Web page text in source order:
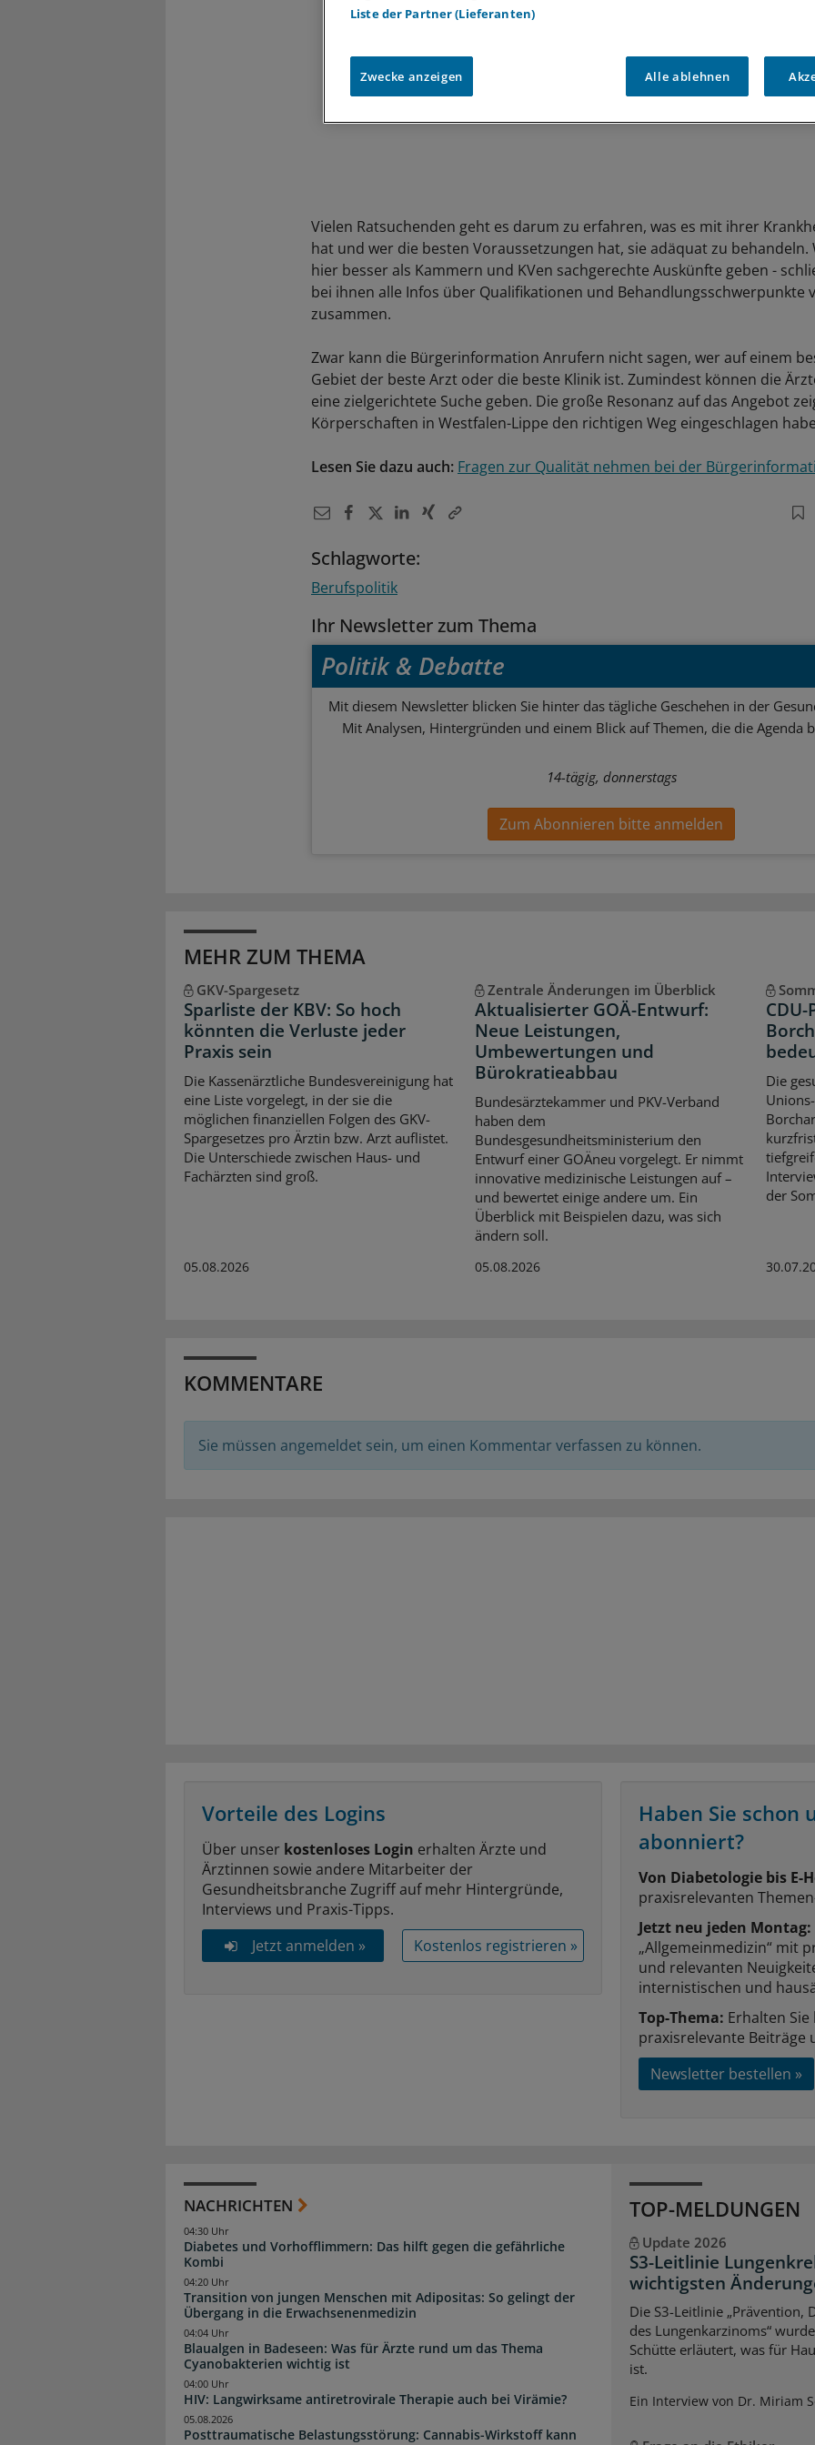
Vielen Ratsuchenden geht es darum zu erfahren, was es mit ihrer
hat und wer die besten Voraussetzungen hat, sie adäquat zu behandeln.
hier besser als Kammern und KVen sachgerechte Auskünfte geben -
bei ihnen alle Infos über Qualifikationen und Behandlungsschwerpunkte
zusammen.
Zwar kann die Bürgerinformation Anrufern nicht sagen, wer auf einem
Gebiet der beste Arzt oder die beste Klinik ist. Zumindest können die
eine zielgerichtete Suche geben. Die große Resonanz auf das Angebot
Körperschaften in Westfalen-Lippe den richtigen Weg eingeschlagen
Lesen Sie dazu auch: Fragen zur Qualität nehmen bei der
Schlagworte:
Berufspolitik
Ihr Newsletter zum Thema
Politik & Debatte
Mit diesem Newsletter blicken Sie hinter das tägliche Geschehen in der
Mit Analysen, Hintergründen und einem Blick auf Themen, die die Agenda
14-tägig, donnerstags
Zum Abonnieren bitte anmelden
MEHR ZUM THEMA
GKV-Spargesetz
Sparliste der KBV: So hoch
könnten die Verluste jeder
Praxis sein
Die Kassenärztliche Bundesvereinigung hat
eine Liste vorgelegt, in der sie die
möglichen finanziellen Folgen des GKV-
Spargesetzes pro Ärztin bzw. Arzt auflistet.
Die Unterschiede zwischen Haus- und
Fachärzten sind groß.
05.08.2026
Zentrale Änderungen im Überblick
Aktualisierter GOÄ-Entwurf:
Neue Leistungen,
Umbewertungen und
Bürokratieabbau
Bundesärztekammer und PKV-Verband
haben dem
Bundesgesundheitsministerium den
Entwurf einer GOÄneu vorgelegt. Er nimmt
innovative medizinische Leistungen auf –
und bewertet einige andere um. Ein
Überblick mit Beispielen dazu, was sich
ändern soll.
05.08.2026
Die
der
KOMMENTARE
Sie müssen angemeldet sein, um einen Kommentar verfassen zu können.
Vorteile des Logins
Über unser kostenloses Login erhalten Ärzte und
Ärztinnen sowie andere Mitarbeiter der
Gesundheitsbranche Zugriff auf mehr Hintergründe,
Interviews und Praxis-Tipps.
Jetzt anmelden »
Kostenlos registrieren »
Haben Sie schon
abonniert?
Von Diabetologie bis E-
praxisrelevanten
Jetzt neu jeden Montag:
„Allgemeinmedizin“ mit
und relevanten
internistischen und
Top-Thema: Erhalten
praxisrelevante Beiträge
Newsletter bestellen »
NACHRICHTEN
Diabetes und Vorhofflimmern: Das hilft gegen die gefährliche
Kombi
04:30 Uhr
Transition von jungen Menschen mit Adipositas: So gelingt der
Übergang in die Erwachsenenmedizin
04:20 Uhr
Blaualgen in Badeseen: Was für Ärzte rund um das Thema
Cyanobakterien wichtig ist
04:04 Uhr
HIV: Langwirksame antiretrovirale Therapie auch bei Virämie?
04:00 Uhr
Posttraumatische Belastungsstörung: Cannabis-Wirkstoff kann
05.08.2026
TOP-MELDUNGEN
Update 2026
S3-Leitlinie
wichtigsten
Die S3-Leitlinie „Prävention,
des Lungenkarzinoms“
Schütte erläutert, was für
ist.
Ein Interview von Dr. Miriam
Liste der Partner (Lieferanten)
Zwecke anzeigen Alle ablehnen